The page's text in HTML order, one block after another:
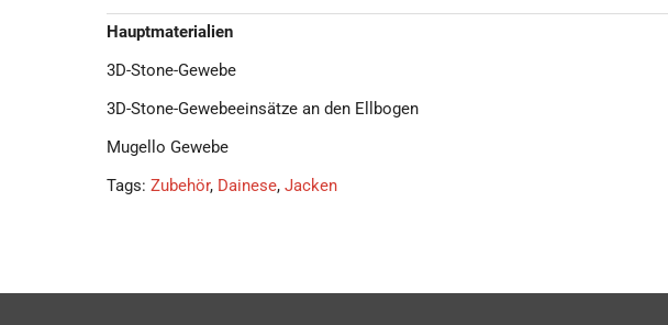
Hauptmaterialien
3D-Stone-Gewebe
3D-Stone-Gewebeeinsätze an den Ellbogen
Mugello Gewebe
Tags: Zubehör, Dainese, Jacken